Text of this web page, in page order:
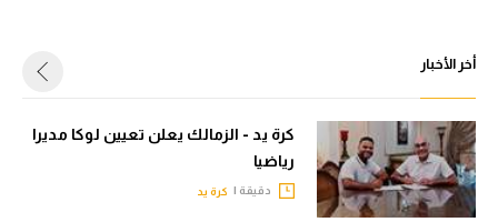
أخر الأخبار
كرة يد - الزمالك يعلن تعيين لوكا مديرا
رياضيا
دقيقة | كرة يد